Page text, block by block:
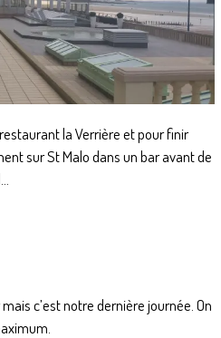
la Verrière et pour finir
sur St Malo dans un bar avant de
c’est notre dernière journée. On